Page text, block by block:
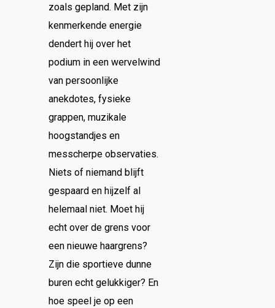
zoals gepland. Met zijn
kenmerkende energie
dendert hij over het
podium in een wervelwind
van persoonlijke
anekdotes, fysieke
grappen, muzikale
hoogstandjes en
messcherpe observaties.
Niets of niemand blijft
gespaard en hijzelf al
helemaal niet. Moet hij
echt over de grens voor
een nieuwe haargrens?
Zijn die sportieve dunne
buren echt gelukkiger? En
hoe speel je op een